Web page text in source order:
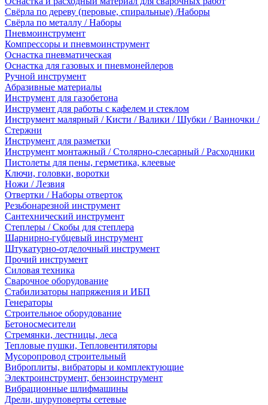
Свёрла по дереву (перовые, спиральные) /Наборы
Свёрла по металлу / Наборы
Пневмоинструмент
Компрессоры и пневмоинструмент
Оснастка пневматическая
Оснастка для газовых и пневмонейлеров
Ручной инструмент
Абразивные материалы
Инструмент для газобетона
Инструмент для работы с кафелем и стеклом
Инструмент малярный / Кисти / Валики / Шубки / Ванночки /
Стержни
Инструмент для разметки
Инструмент монтажный / Столярно-слесарный / Расходники
Пистолеты для пены, герметика, клеевые
Ключи, головки, воротки
Ножи / Лезвия
Отвертки / Наборы отверток
Резьбонарезной инструмент
Сантехнический инструмент
Степлеры / Скобы для степлера
Шарнирно-губцевый инструмент
Штукатурно-отделочный инструмент
Прочий инструмент
Силовая техника
Сварочное оборудование
Стабилизаторы напряжения и ИБП
Генераторы
Строительное оборудование
Бетоносмесители
Стремянки, лестницы, леса
Тепловые пушки, Тепловентиляторы
Мусоропровод строительный
Виброплиты, вибраторы и комплектующие
Электроинструмент, бензоинструмент
Вибрационные шлифмашины
Дрели, шуруповерты сетевые